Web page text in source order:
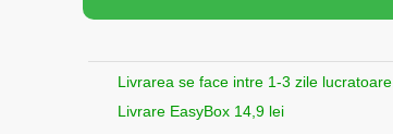
Livrarea se face intre 1-3 zile lucratoare.
Livrare EasyBox 14,9 lei